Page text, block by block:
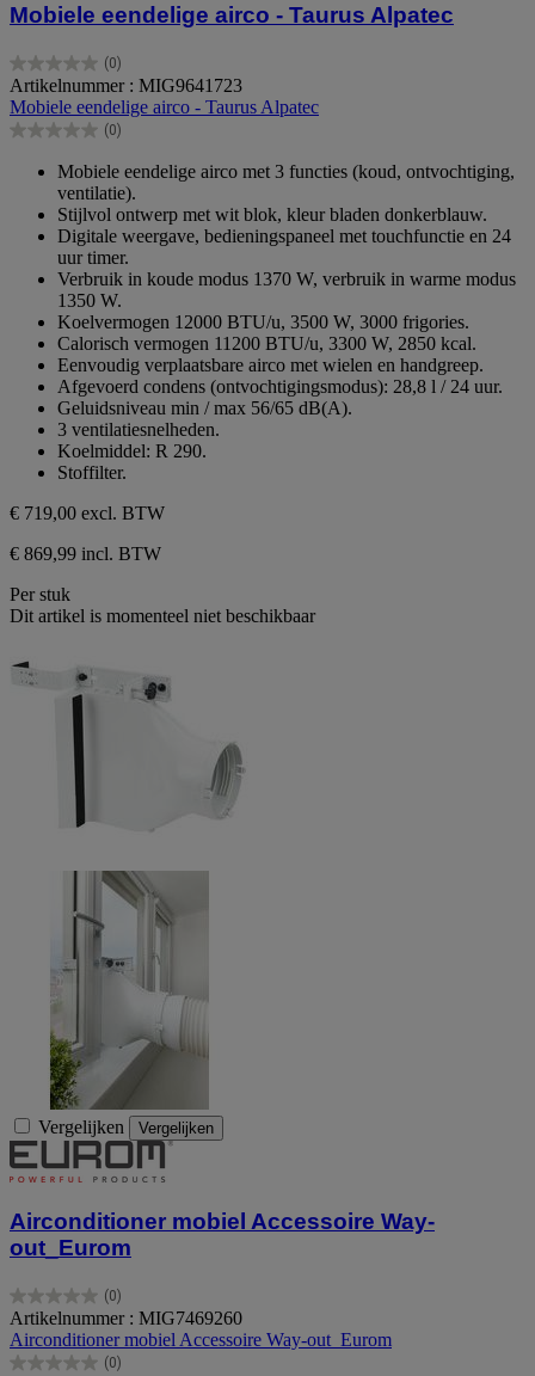
Mobiele eendelige airco - Taurus Alpatec
(0)
0.0
van
de
5
Artikelnummer : MIG9641723
Mobiele eendelige airco - Taurus Alpatec
(0)
0.0
sterren.
Mobiele eendelige airco met 3 functies (koud, ontvochtiging,
ventilatie).
Stijlvol ontwerp met wit blok, kleur bladen donkerblauw.
Digitale weergave, bedieningspaneel met touchfunctie en 24
uur timer.
Verbruik in koude modus 1370 W, verbruik in warme modus
1350 W.
Koelvermogen 12000 BTU/u, 3500 W, 3000 frigories.
Calorisch vermogen 11200 BTU/u, 3300 W, 2850 kcal.
Eenvoudig verplaatsbare airco met wielen en handgreep.
Afgevoerd condens (ontvochtigingsmodus): 28,8 l / 24 uur.
Geluidsniveau min / max 56/65 dB(A).
3 ventilatiesnelheden.
Koelmiddel: R 290.
Stoffilter.
€ 719,00 excl. BTW
€ 869,99 incl. BTW
Per stuk
Dit artikel is momenteel niet beschikbaar
Vergelijken Vergelijken
Airconditioner mobiel Accessoire Way-
out_Eurom
(0)
0.0
van
de
5
Artikelnummer : MIG7469260
Airconditioner mobiel Accessoire Way-out_Eurom
(0)